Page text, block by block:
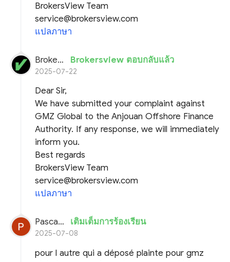
BrokersView Team
service@brokersview.com
แปลภาษา
BrokersView Brokersview ตอบกลับแล้ว
2025-07-22
Dear Sir,
We have submitted your complaint against
GMZ Global to the Anjouan Offshore Finance
Authority. If any response, we will immediately
inform you.
Best regards
BrokersView Team
service@brokersview.com
แปลภาษา
Pascal planchon เติมเต็มการร้องเรียน
2025-07-08
pour l autre qui a déposé plainte pour gmz